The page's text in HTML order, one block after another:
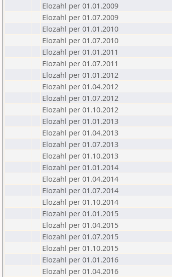
Elozahl per 01.01.2009
Elozahl per 01.07.2009
Elozahl per 01.01.2010
Elozahl per 01.07.2010
Elozahl per 01.01.2011
Elozahl per 01.07.2011
Elozahl per 01.01.2012
Elozahl per 01.04.2012
Elozahl per 01.07.2012
Elozahl per 01.10.2012
Elozahl per 01.01.2013
Elozahl per 01.04.2013
Elozahl per 01.07.2013
Elozahl per 01.10.2013
Elozahl per 01.01.2014
Elozahl per 01.04.2014
Elozahl per 01.07.2014
Elozahl per 01.10.2014
Elozahl per 01.01.2015
Elozahl per 01.04.2015
Elozahl per 01.07.2015
Elozahl per 01.10.2015
Elozahl per 01.01.2016
Elozahl per 01.04.2016